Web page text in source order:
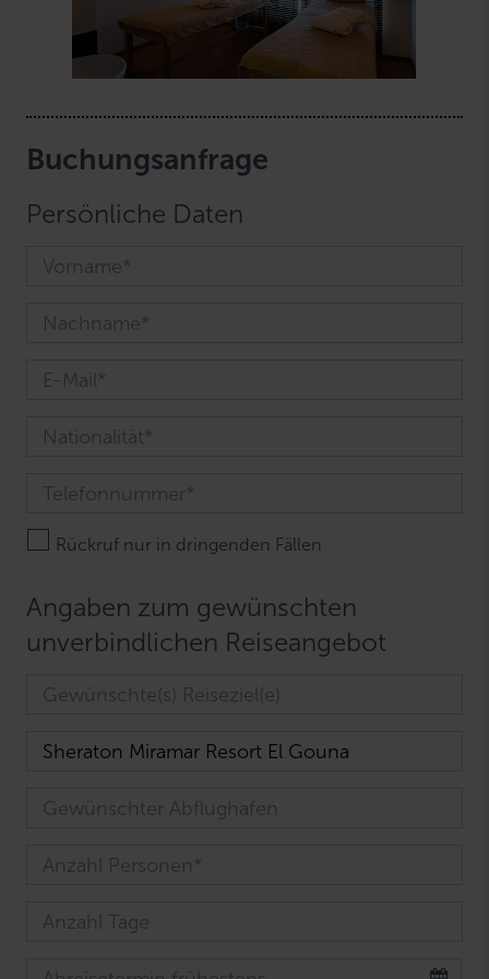
Buchungsanfrage
Persönliche Daten
Rückruf nur in dringenden Fällen
Angaben zum gewünschten
unverbindlichen Reiseangebot